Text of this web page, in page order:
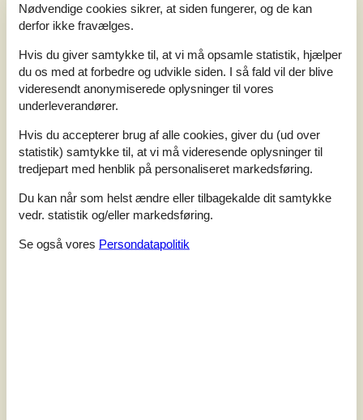
Grundareal
12.000 m²
Internet
Du skal lige køre langs søen, dreje til højre og så… lige
pludselig ligger det der: Smukke Sophienlyst Slot. Med de
elegante hvide bygninger med sort tag, takker på toppen
eventyrlige fester og unikke ferier!Når du kører mod
Sophienlyst Slot, så ser du allerførst den fantastiske natur,
der omgiver slottet ved landsbyen Føns på Vestfyn. For
det...
Tilføj til favoritter
Nødvendige cookies sikrer, at siden fungerer, og de kan
derfor ikke fravælges.
Hvis du giver samtykke til, at vi må opsamle statistik, hjælper
du os med at forbedre og udvikle siden. I så fald vil der blive
videresendt anonymiserede oplysninger til vores
underleverandører.
Hvis du accepterer brug af alle cookies, giver du (ud over
statistik) samtykke til, at vi må videresende oplysninger til
tredjepart med henblik på personaliseret markedsføring.
Du kan når som helst ændre eller tilbagekalde dit samtykke
vedr. statistik og/eller markedsføring.
Se også vores Persondatapolitik